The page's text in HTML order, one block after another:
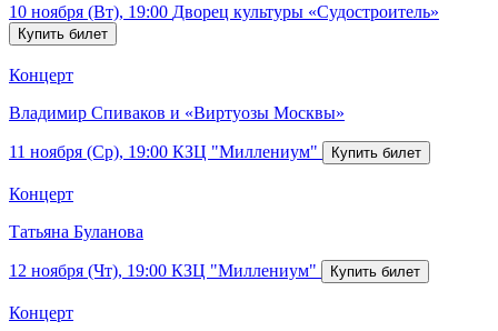
10 ноября (Вт), 19:00 Дворец культуры «Судостроитель»
Концерт
Владимир Спиваков и «Виртуозы Москвы»
11 ноября (Ср), 19:00 КЗЦ "Миллениум"
Концерт
Татьяна Буланова
12 ноября (Чт), 19:00 КЗЦ "Миллениум"
Концерт